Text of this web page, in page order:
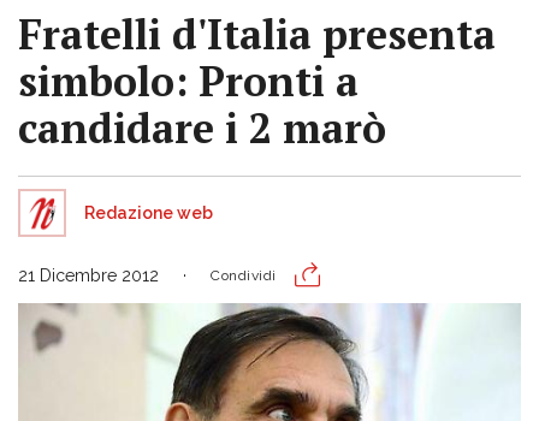
Fratelli d'Italia presenta
simbolo: Pronti a
candidare i 2 marò
Redazione web
21 Dicembre 2012 Condividi